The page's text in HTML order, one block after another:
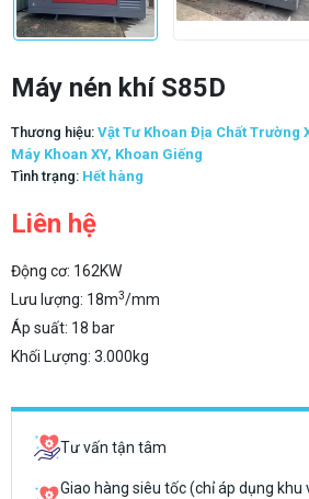
Máy nén khí S85D
Thương hiệu: Vật Tư Khoan Địa Chất Trường
Máy Khoan XY, Khoan Giếng
Tình trạng: Hết hàng
Liên hệ
Động cơ: 162KW
Lưu lượng: 18m3/mm
Áp suất: 18 bar
Khối Lượng: 3.000kg
Tư vấn tận tâm
Giao hàng siêu tốc (chỉ áp dụng khu